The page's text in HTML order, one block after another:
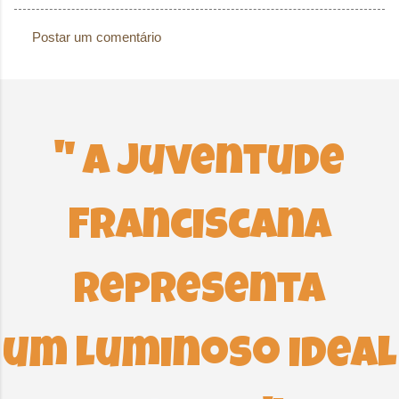
C
Postar um comentário
" A Juventude
Franciscana
representa
um luminoso ideal